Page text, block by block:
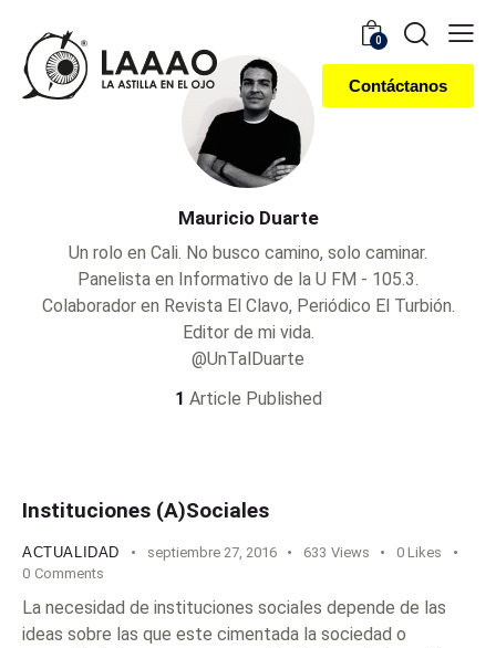
0
Contáctanos
Mauricio Duarte
Un rolo en Cali. No busco camino, solo caminar.
Panelista en Informativo de la U FM - 105.3.
Colaborador en Revista El Clavo, Periódico El Turbión.
Editor de mi vida.
@UnTalDuarte
1 Article Published
Instituciones (A)Sociales
ACTUALIDAD septiembre 27, 2016 633 Views 0 Likes
0 Comments
La necesidad de instituciones sociales depende de las
ideas sobre las que este cimentada la sociedad o